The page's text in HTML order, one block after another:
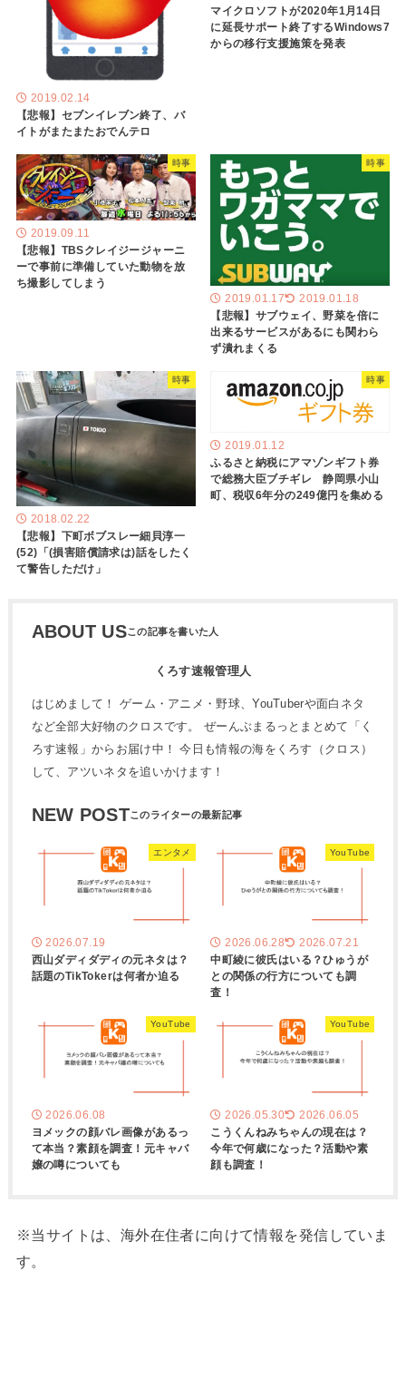
2019.02.14
【悲報】セブンイレブン終了、バ
イトがまたまたおでんテロ
マイクロソフトが2020年1月14日
に延長サポート終了するWindows7
からの移行支援施策を発表
時事
2019.09.11
【悲報】TBSクレイジージャーニ
ーで事前に準備していた動物を放
ち撮影してしまう
時事
2019.01.17 2019.01.18
【悲報】サブウェイ、野菜を倍に
出来るサービスがあるにも関わら
ず潰れまくる
時事
2018.02.22
【悲報】下町ボブスレー細貝淳一
(52)「(損害賠償請求は)話をしたく
て警告しただけ」
時事
2019.01.12
ふるさと納税にアマゾンギフト券
で総務大臣ブチギレ 静岡県小山
町、税収6年分の249億円を集める
ABOUT US
くろす速報管理人
はじめまして！ ゲーム・アニメ・野球、YouTuberや面白ネタ
など全部大好物のクロスです。 ぜーんぶまるっとまとめて「く
ろす速報」からお届け中！ 今日も情報の海をくろす（クロス）
して、アツいネタを追いかけます！
NEW POST
エンタメ
2026.07.19
西山ダディダディの元ネタは？
話題のTikTokerは何者か迫る
YouTube
2026.06.28 2026.07.21
中町綾に彼氏はいる？ひゅうが
との関係の行方についても調
査！
YouTube
2026.06.08
ヨメックの顔バレ画像があるっ
て本当？素顔を調査！元キャバ
嬢の噂についても
YouTube
2026.05.30 2026.06.05
こうくんねみちゃんの現在は？
今年で何歳になった？活動や素
顔も調査！
※当サイトは、海外在住者に向けて情報を発信していま
す。